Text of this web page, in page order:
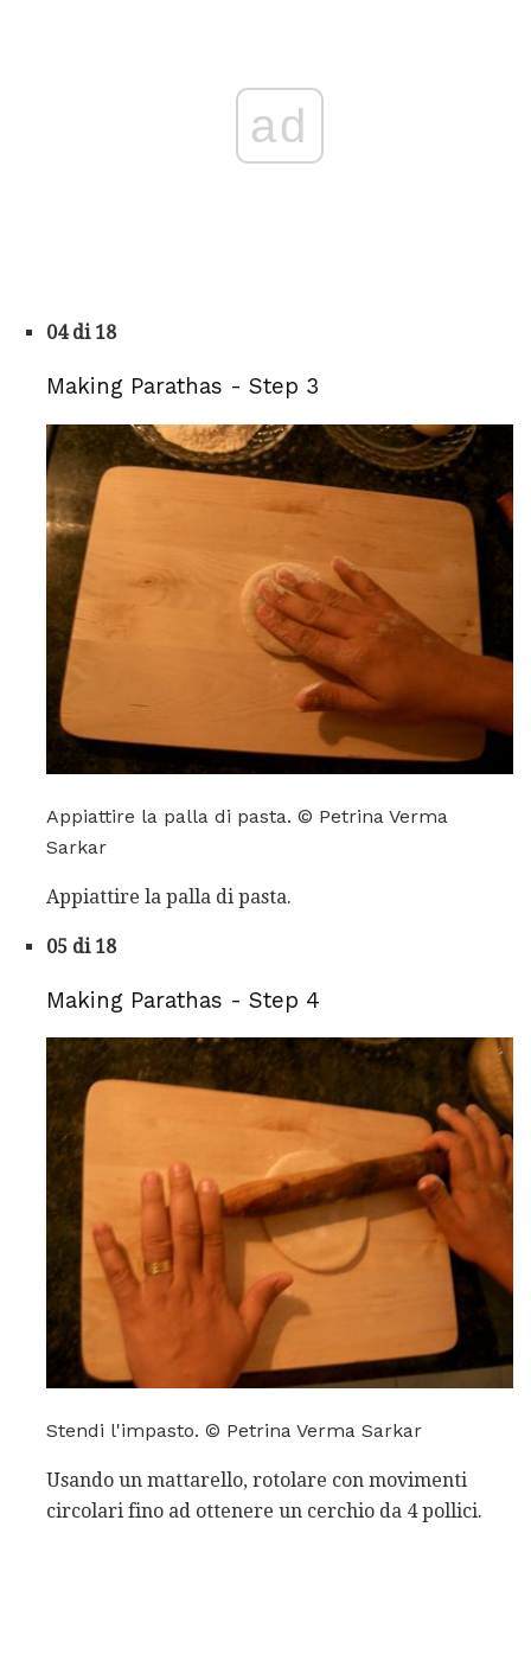
ad
04 di 18
Making Parathas - Step 3
Appiattire la palla di pasta. © Petrina Verma
Sarkar
Appiattire la palla di pasta.
05 di 18
Making Parathas - Step 4
Stendi l'impasto. © Petrina Verma Sarkar
Usando un mattarello, rotolare con movimenti
circolari fino ad ottenere un cerchio da 4 pollici.